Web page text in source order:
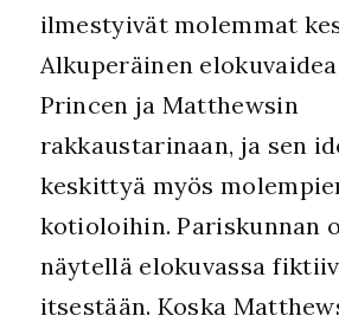
ilmestyivät molemmat
Alkuperäinen
Princen ja Matthewsin
rakkaustarinaan, ja sen
keskittyä myös
kotioloihin. Pariskunnan
näytellä elokuvassa
itsestään. Koska